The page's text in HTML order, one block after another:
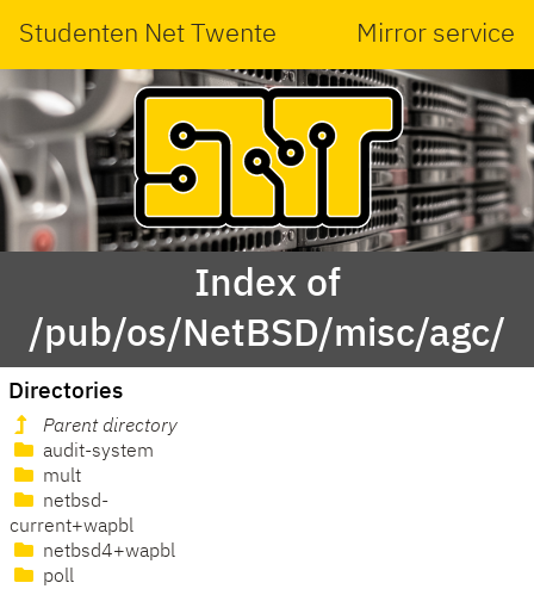
Studenten Net Twente Mirror service
Index of
/pub/os/NetBSD/misc/agc/
Directories
Parent directory
audit-system
mult
netbsd-
current+wapbl
netbsd4+wapbl
poll